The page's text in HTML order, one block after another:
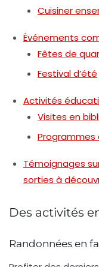
Cuisiner
Événements
Fêtes de
Festival d’été
Activités
Visites en
Programmes
Témoignages
sorties à
Des activités
Randonnées en